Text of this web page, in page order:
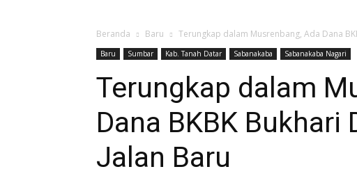
Beranda Baru Terungkap dalam Musrenbang, Ada Dana
Baru Sumbar Kab. Tanah Datar Sabanakaba Sabanakaba Nagari
Terungkap dalam
Dana BKBK Bukhari
Jalan Baru